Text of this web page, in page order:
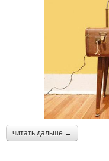
читать дальше →